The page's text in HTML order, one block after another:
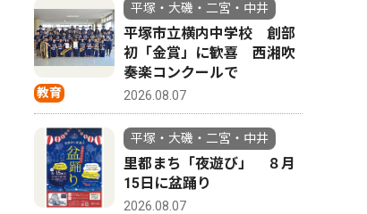
教育
平塚・大磯・二宮・中井
平塚市立横内中学校 創部
初「金賞」に歓喜 西湘吹
奏楽コンクールで
2026.08.07
平塚・大磯・二宮・中井
里都まち「夜遊び」 ８月
15日に盆踊り
2026.08.07